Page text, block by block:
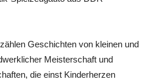
Geschichten von kleinen und
Meisterschaft und
die einst Kinderherzen